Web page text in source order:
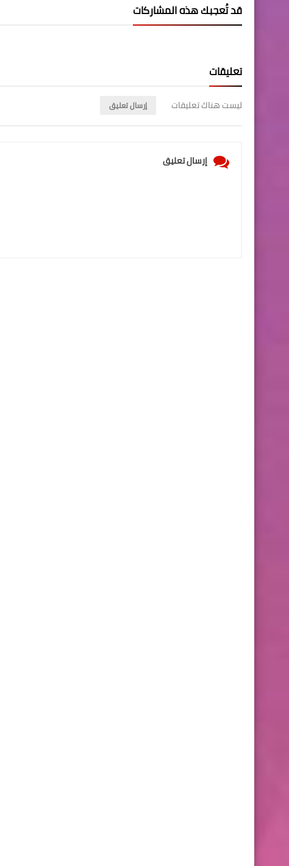
قد تُعجبك هذه المشاركات
تعليقات
ليست هناك تعليقات إرسال تعليق
إرسال تعليق